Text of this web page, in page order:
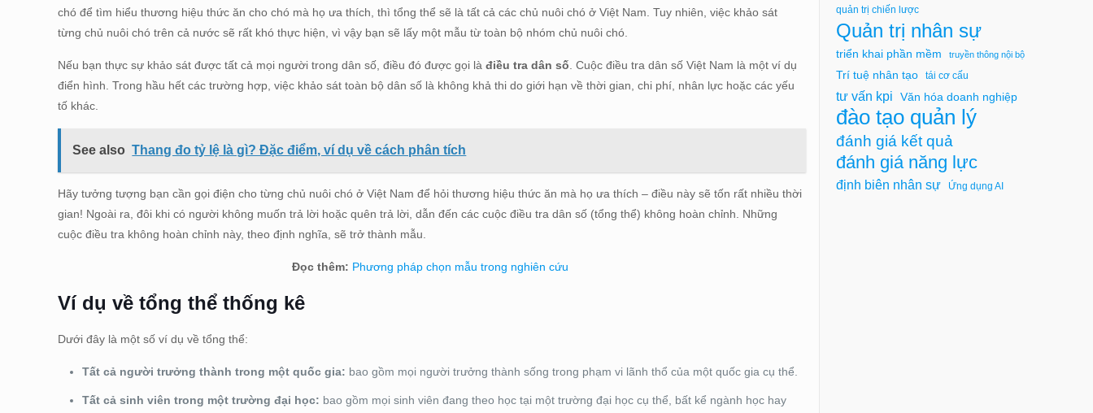
chó để tìm hiểu thương hiệu thức ăn cho chó mà họ ưa thích, thì tổng thể sẽ là tất cả các chủ nuôi chó ở Việt Nam. Tuy nhiên, việc khảo sát
từng chủ nuôi chó trên cả nước sẽ rất khó thực hiện, vì vậy bạn sẽ lấy một mẫu từ toàn bộ nhóm chủ nuôi chó.
Nếu bạn thực sự khảo sát được tất cả mọi người trong dân số, điều đó được gọi làđiều tra dân số. Cuộc điều tra dân số Việt Nam là một ví dụ
điển hình. Trong hầu hết các trường hợp, việc khảo sát toàn bộ dân số là không khả thi do giới hạn về thời gian, chi phí, nhân lực hoặc các yếu
tố khác.
See also Thang đo tỷ lệ là gì? Đặc điểm, ví dụ về cách phân tích
Hãy tưởng tượng bạn cần gọi điện cho từng chủ nuôi chó ở Việt Nam để hỏi thương hiệu thức ăn mà họ ưa thích – điều này sẽ tốn rất nhiều thời
gian! Ngoài ra, đôi khi có người không muốn trả lời hoặc quên trả lời, dẫn đến các cuộc điều tra dân số (tổng thể) không hoàn chỉnh. Những
cuộc điều tra không hoàn chỉnh này, theo định nghĩa, sẽ trở thành mẫu.
Đọc thêm: Phương pháp chọn mẫu trong nghiên cứu
Ví dụ về tổng thể thống kê
Dưới đây là một số ví dụ về tổng thể:
Tất cả người trưởng thành trong một quốc gia: bao gồm mọi người trưởng thành sống trong phạm vi lãnh thổ của một quốc gia cụ thể.
Tất cả sinh viên trong một trường đại học: bao gồm mọi sinh viên đang theo học tại một trường đại học cụ thể, bất kể ngành học hay
quản trị chiến lược
Quản trị nhân sự
triển khai phần mềm truyền thông nội bộ
Trí tuệ nhân tạo tái cơ cấu
tư vấn kpi Văn hóa doanh nghiệp
đào tạo quản lý
đánh giá kết quả
đánh giá năng lực
định biên nhân sự Ứng dụng AI